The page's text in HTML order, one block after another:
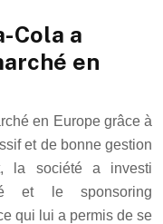
Cola a
en
en Europe grâce à
et de bonne gestion
la société a investi
et le sponsoring
qui lui a permis de se